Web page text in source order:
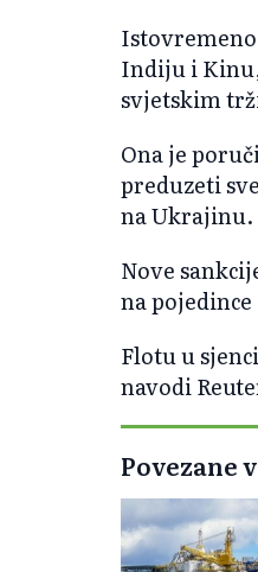
Indiju i
svjetskim
Ona je
preduzeti
na Ukrajinu.
Nove
na
Flotu u
navodi
Povezane